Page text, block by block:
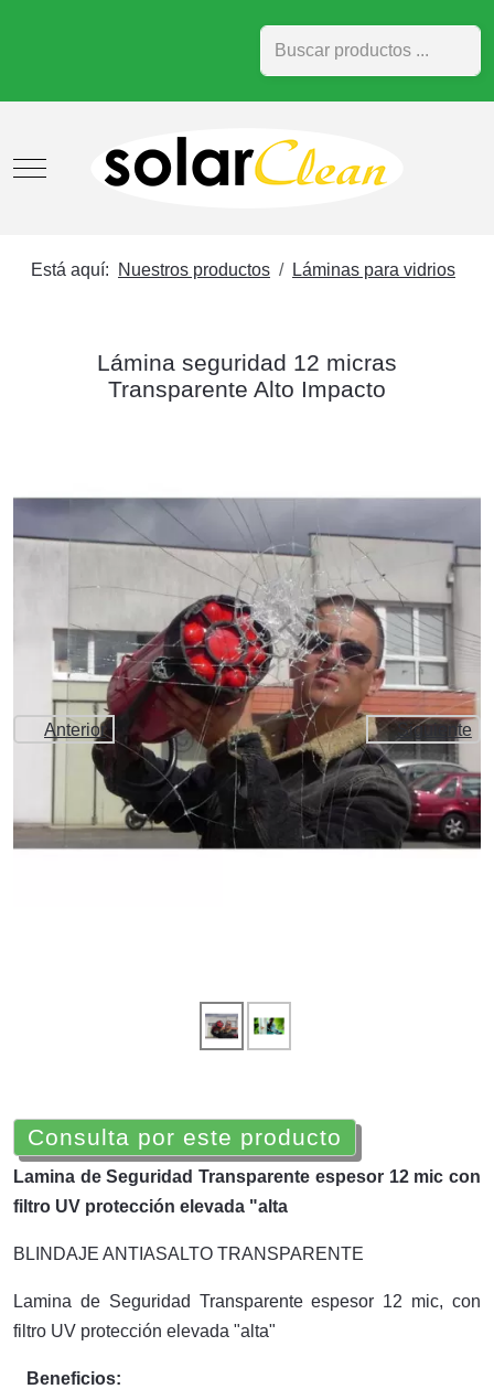
Buscar
Mobile Menu Toggle
Está aquí: Nuestros productos Láminas para vidrios
Lámina seguridad 12 micras
Transparente Alto Impacto
Anterior Siguiente
Consulta por este producto
Lamina de Seguridad Transparente espesor 12 mic con
filtro UV protección elevada "alta
BLINDAJE ANTIASALTO TRANSPARENTE
Lamina de Seguridad Transparente espesor 12 mic, con
filtro UV protección elevada "alta"
Beneficios: